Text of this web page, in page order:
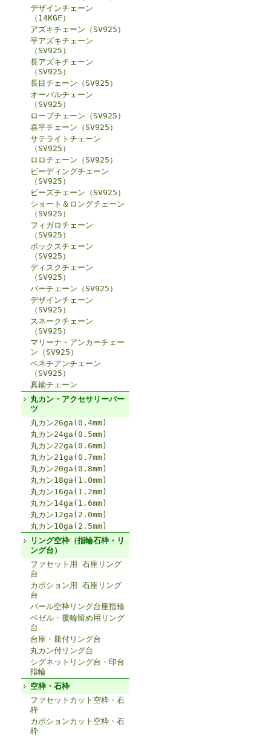
デザインチェーン
（14KGF）
アズキチェーン（SV925）
平アズキチェーン
（SV925）
長アズキチェーン
（SV925）
長目チェーン（SV925）
オーバルチェーン
（SV925）
ロープチェーン（SV925）
喜平チェーン（SV925）
サテライトチェーン
（SV925）
ロロチェーン（SV925）
ビーディングチェーン
（SV925）
ビーズチェーン（SV925）
ショート＆ロングチェーン
（SV925）
フィガロチェーン
（SV925）
ボックスチェーン
（SV925）
ディスクチェーン
（SV925）
バーチェーン（SV925）
デザインチェーン
（SV925）
スネークチェーン
（SV925）
マリーナ・アンカーチェー
ン（SV925）
ベネチアンチェーン
（SV925）
真鍮チェーン
丸カン・アクセサリーパー
ツ
丸カン26ga(0.4mm)
丸カン24ga(0.5mm)
丸カン22ga(0.6mm)
丸カン21ga(0.7mm)
丸カン20ga(0.8mm)
丸カン18ga(1.0mm)
丸カン16ga(1.2mm)
丸カン14ga(1.6mm)
丸カン12ga(2.0mm)
丸カン10ga(2.5mm)
リング空枠（指輪石枠・リ
ング台）
ファセット用 石座リング
台
カボション用 石座リング
台
パール空枠リング台座指輪
ベゼル・覆輪留め用リング
台
台座・皿付リング台
丸カン付リング台
シグネットリング台・印台
指輪
空枠・石枠
ファセットカット空枠・石
枠
カボションカット空枠・石
枠